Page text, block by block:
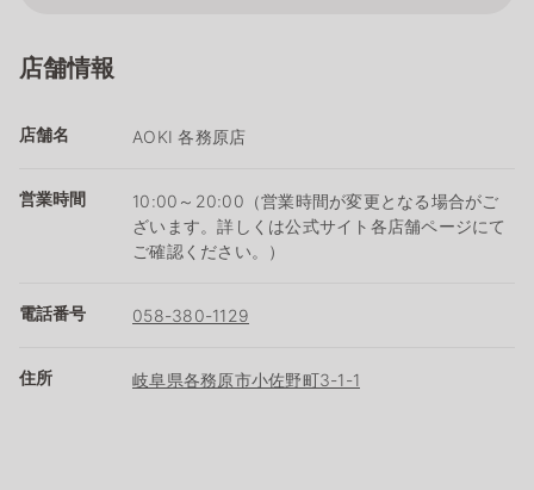
店舗情報
店舗名 AOKI 各務原店
営業時間
10:00～20:00（営業時間が変更となる場合がご
ざいます。詳しくは公式サイト各店舗ページにて
ご確認ください。）
電話番号 058-380-1129
住所 岐阜県各務原市小佐野町3-1-1